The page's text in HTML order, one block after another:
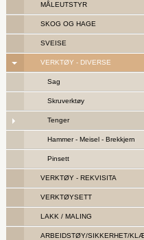
MÅLEUTSTYR
SKOG OG HAGE
SVEISE
VERKTØY - DIVERSE
Sag
Skruverktøy
Tenger
Hammer - Meisel - Brekkjern
Pinsett
VERKTØY - REKVISITA
VERKTØYSETT
LAKK / MALING
ARBEIDSTØY/SIKKERHET/